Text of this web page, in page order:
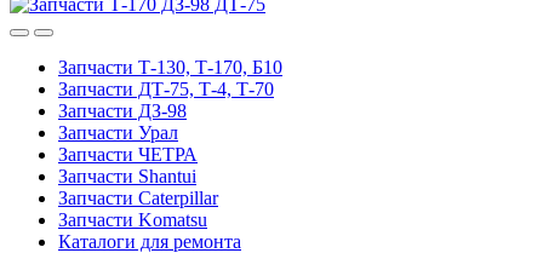
Запчасти Т-130, Т-170, Б10
Запчасти ДТ-75, Т-4, Т-70
Запчасти ДЗ-98
Запчасти Урал
Запчасти ЧЕТРА
Запчасти Shantui
Запчасти Caterpillar
Запчасти Komatsu
Каталоги для ремонта